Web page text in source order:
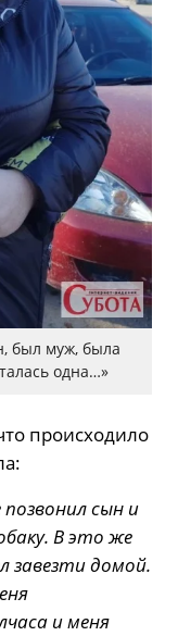
был муж, была
одна…»
происходило
сын и
В это же
завезти домой.
и меня